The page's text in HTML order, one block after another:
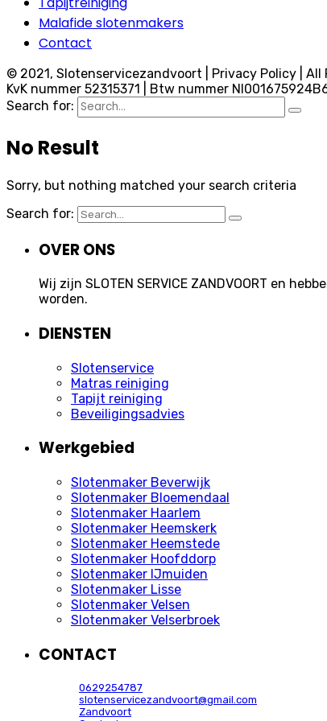
Malafide slotenmakers
Contact
© 2021, Slotenservicezandvoort | Privacy Policy | All
KvK nummer 52315371 | Btw nummer
Search for:
No Result
Sorry, but nothing matched your search criteria
Search for:
OVER ONS
Wij zijn SLOTEN SERVICE ZANDVOORT en
worden.
DIENSTEN
Slotenservice
Matras reiniging
Tapijt reiniging
Beveiligingsadvies
Werkgebied
Slotenmaker Beverwijk
Slotenmaker Bloemendaal
Slotenmaker Haarlem
Slotenmaker Heemskerk
Slotenmaker Heemstede
Slotenmaker Hoofddorp
Slotenmaker IJmuiden
Slotenmaker Lisse
Slotenmaker Velsen
Slotenmaker Velserbroek
CONTACT
0629254787
slotenservicezandvoort@gmail.com
Zandvoort